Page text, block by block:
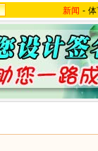
新闻 -